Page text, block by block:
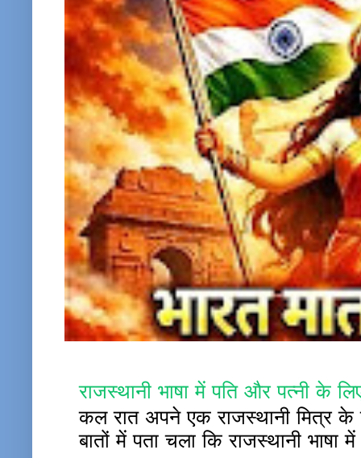
राजस्थानी भाषा में पति और पत्नी के
कल रात अपने एक राजस्थानी मित्र के
बातों में पता चला कि राजस्थानी